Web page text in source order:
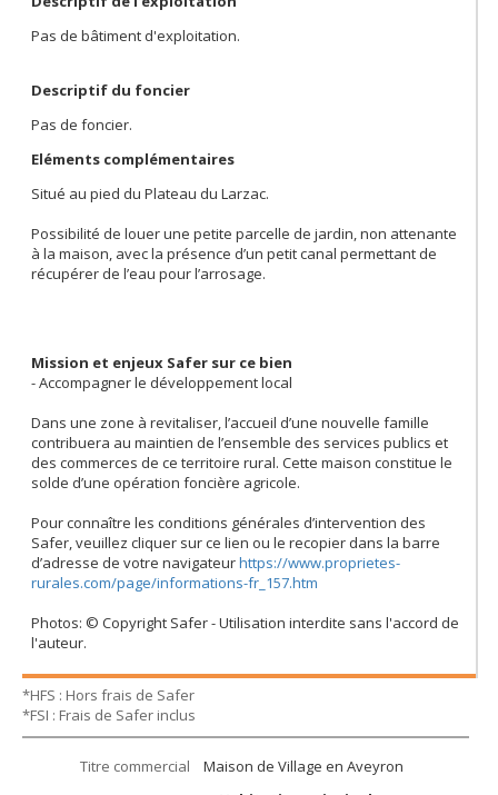
Pas de bâtiment d'exploitation.
Descriptif du foncier
Pas de foncier.
Eléments complémentaires
Situé au pied du Plateau du Larzac.
Possibilité de louer une petite parcelle de jardin, non attenante
à la maison, avec la présence d’un petit canal permettant de
récupérer de l’eau pour l’arrosage.
Mission et enjeux Safer sur ce bien
- Accompagner le développement local
Dans une zone à revitaliser, l’accueil d’une nouvelle famille
contribuera au maintien de l’ensemble des services publics et
des commerces de ce territoire rural. Cette maison constitue le
solde d’une opération foncière agricole.
Pour connaître les conditions générales d’intervention des
Safer, veuillez cliquer sur ce lien ou le recopier dans la barre
d’adresse de votre navigateurhttps://www.proprietes-
rurales.com/page/informations-fr_157.htm
Photos: © Copyright Safer - Utilisation interdite sans l'accord de
l'auteur.
*HFS : Hors frais de Safer
*FSI : Frais de Safer inclus
Titre commercial Maison de Village en Aveyron